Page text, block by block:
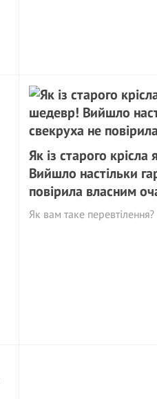
Як із старого
Вийшло настільки
повірила власним
Як вам таке перевтілення?